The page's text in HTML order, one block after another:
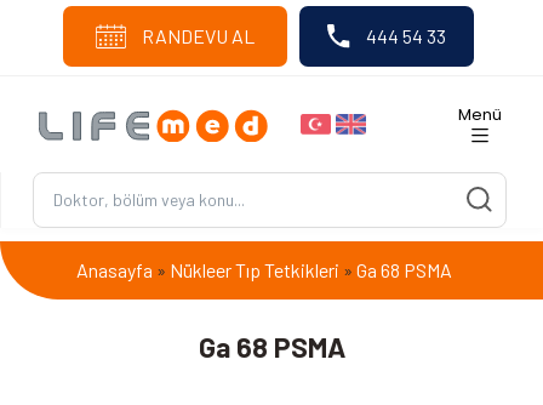
RANDEVU AL 444 54 33
Menü
Ga 68 PSMA
Anasayfa » Nükleer Tıp Tetkikleri » Ga 68 PSMA